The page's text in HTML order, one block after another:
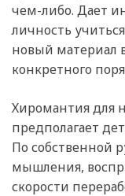
чем-либо. Дает
личность
новый материал
конкретного
Хиромантия для
предполагает
По собственной
мышления,
скорости